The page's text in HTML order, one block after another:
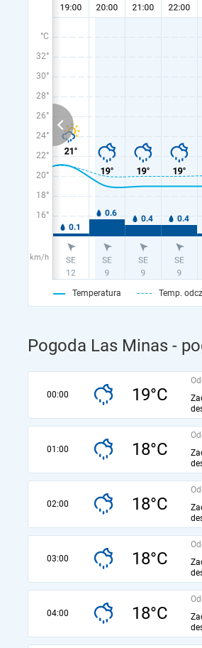
°C
32°
30°
28°
26°
24°
22°
20°
18°
16°
km/h
Temperatura Temp.
Pogoda Las Minas -
00:00 19°C
01:00 18°C
02:00 18°C
03:00 18°C
04:00 18°C